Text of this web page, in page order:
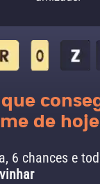
de
6 chances e